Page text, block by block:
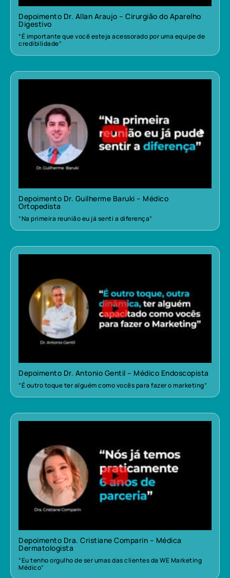
Depoimento Dr. Allan Araujo – Cirurgião do Aparelho
Digestivo
“É importante que você esteja acessorado por uma equipe de
credibilidade”
Depoimento Dr. Guilherme Baruki – Médico
Ortopedista
“Na primeira reunião eu já senti a diferença”
Depoimento Dr. Antonio Gentil – Médico Endoscopista
“É outro toque ter alguém como vocês para fazer o marketing”
Depoimento Dra. Cristiane Comparin – Médica
Dermatologista
“Eu tenho orgulho de ser umas das clientes da WE Marketing
Médico”